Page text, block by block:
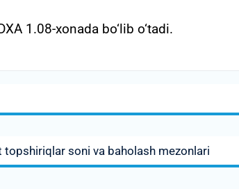
1.08-xonada bo‘lib o‘tadi.
soni va baholash mezonlari